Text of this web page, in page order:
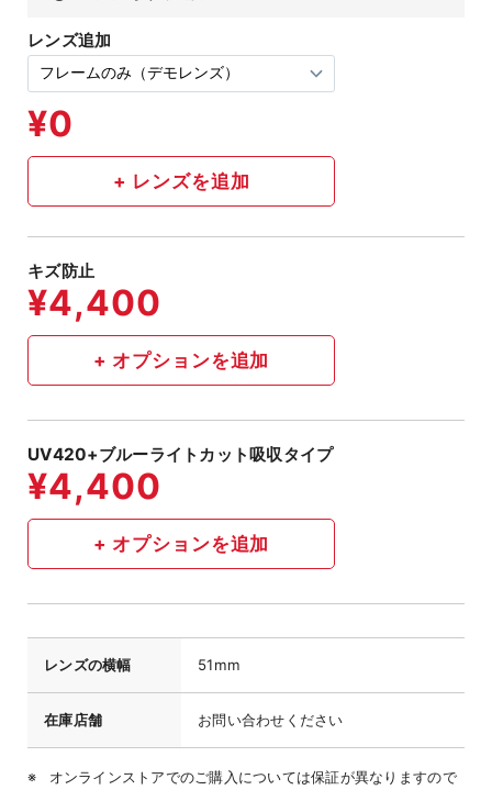
レンズ追加
キズ防止
UV420+ブルーライトカット吸収タイプ
レンズの横幅 51mm
在庫店舗 お問い合わせください
オンラインストアでのご購入については保証が異なりますので